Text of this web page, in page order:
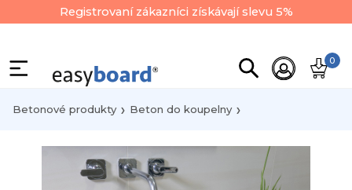
Registrovaní zákazníci získávají slevu 5%
0
Betonové produkty Beton do koupelny